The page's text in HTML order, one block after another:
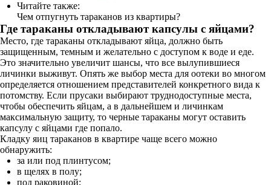
Читайте также:
Чем отпугнуть тараканов из квартиры?
Где тараканы откладывают капсулы с яйцами?
Место, где тараканы откладывают яйца, должно быть
защищенным, темным и желательно с доступом к воде и еде.
Это значительно увеличит шансы, что все вылупившиеся
личинки выживут. Опять же выбор места для оотеки во многом
определяется отношением представителей конкретного вида к
потомству. Если прусаки выбирают труднодоступные места,
чтобы обеспечить яйцам, а в дальнейшем и личинкам
максимальную защиту, то черные тараканы могут оставить
капсулу с яйцами где попало.
Кладку яиц тараканов в квартире чаще всего можно
обнаружить:
за или под плинтусом;
в щелях в полу;
под раковиной;